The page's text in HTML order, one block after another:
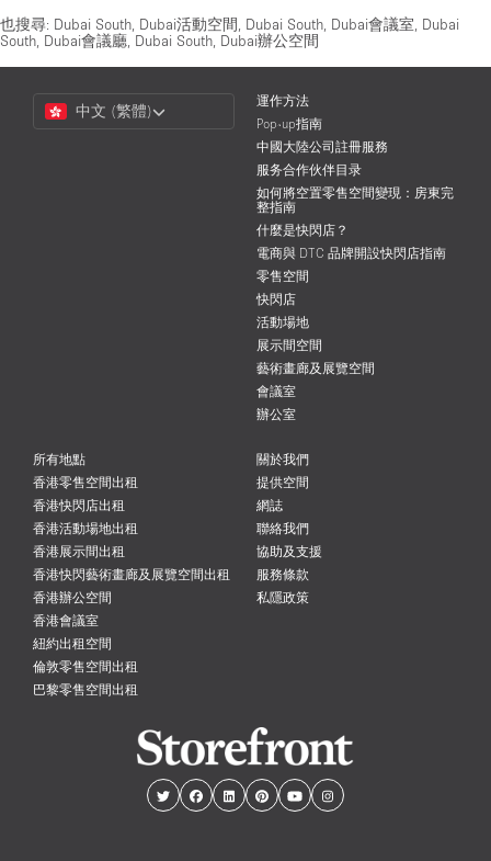
也搜尋: Dubai South, Dubai活動空間 Dubai South, Dubai會議室 Dubai
South, Dubai會議廳 Dubai South, Dubai辦公空間
Choose
Language
中文 (繁體)
運作方法
Pop-up指南
中國大陸公司註冊服務
服务合作伙伴目录
如何將空置零售空間變現：房東完
整指南
什麼是快閃店？
電商與 DTC 品牌開設快閃店指南
零售空間
快閃店
活動場地
展示間空間
藝術畫廊及展覽空間
會議室
辦公室
所有地點
香港零售空間出租
香港快閃店出租
香港活動場地出租
香港展示間出租
香港快閃藝術畫廊及展覽空間出租
香港辦公空間
香港會議室
紐約出租空間
倫敦零售空間出租
巴黎零售空間出租
關於我們
提供空間
網誌
聯絡我們
協助及支援
服務條款
私隱政策